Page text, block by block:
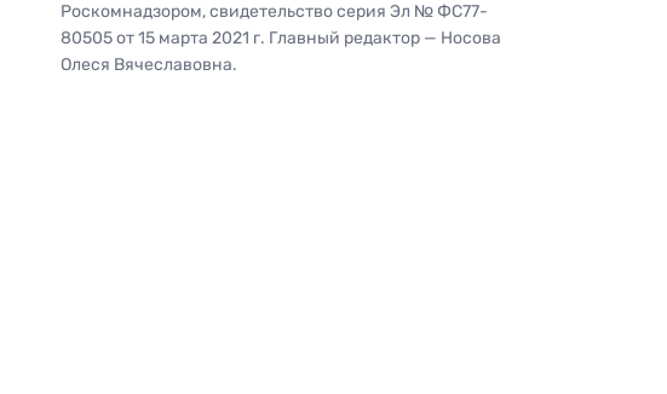
Роскомнадзором, свидетельство серия Эл № ФС77-
80505 от 15 марта 2021 г. Главный редактор — Носова
Олеся Вячеславовна.